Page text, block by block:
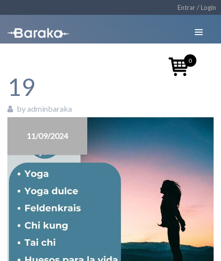
Entrar / Login
19
by adminbaraka
11/09/2024
0